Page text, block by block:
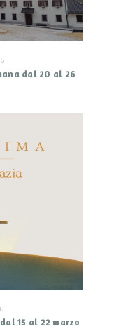
dal 20 al 26
15 al 22 marzo